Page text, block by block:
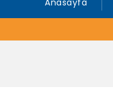
Anasayfa